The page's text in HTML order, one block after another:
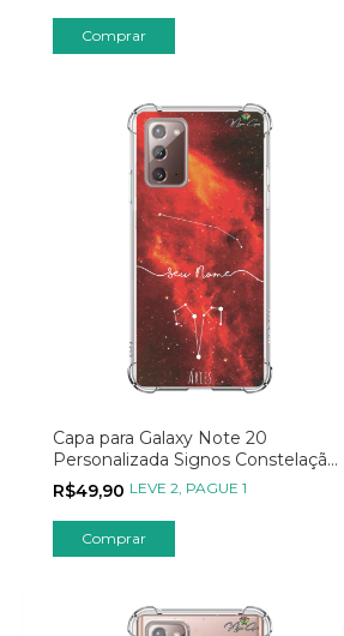
Capa para Galaxy Note 20
Personalizada Signos Constelação
de Áries
R$49,90 LEVE 2, PAGUE 1